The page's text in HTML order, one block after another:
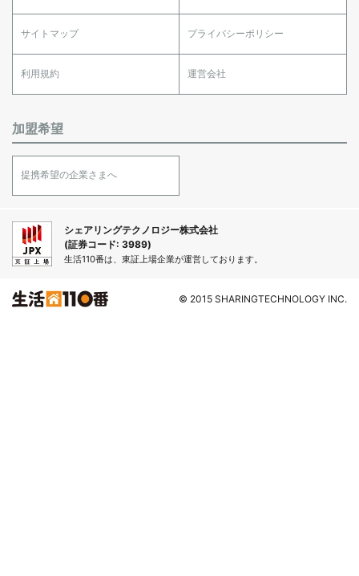
サイトマップ プライバシーポリシー
利用規約 運営会社
加盟希望
提携希望の企業さまへ
シェアリングテクノロジー株式会社
(証券コード: 3989)
生活110番は、東証上場企業が運営しております。
© 2015 SHARINGTECHNOLOGY INC.